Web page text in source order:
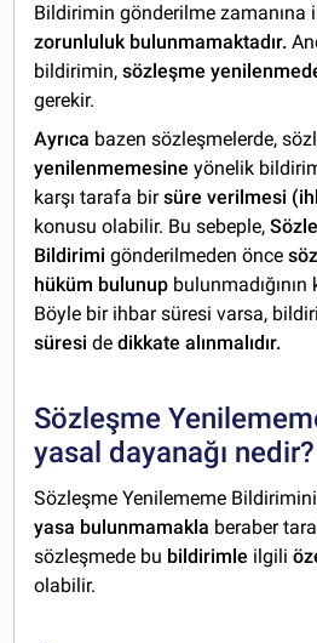
Bildirimin gönderilme
zorunluluk bulunmamaktadır.
bildirimin,sözleşme
gerekir.
Ayrıca bazen sözleşmelerde,
yenilenmemesine yönelik
karşı tarafa birsüre verilmesi
konusu olabilir. Bu sebeple,
Bildirimi gönderilmeden önce
hüküm bulunup
Böyle bir ihbar süresi varsa,
süresi dedikkate alınmalıdır.
Sözleşme
yasal dayanağı nedir?
Sözleşme Yenilememe
yasa bulunmamakla beraber
sözleşmede bu bildirimle ilgili
olabilir.